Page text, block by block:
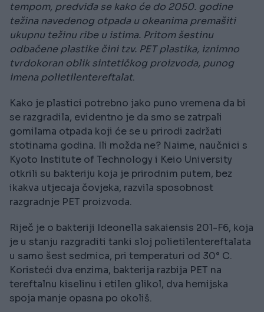
tempom, predviđa se kako će do 2050. godine
težina navedenog otpada u okeanima premašiti
ukupnu težinu ribe u istima. Pritom šestinu
odbačene plastike čini tzv. PET plastika, iznimno
tvrdokoran oblik sintetičkog proizvoda, punog
imena polietilentereftalat.
Kako je plastici potrebno jako puno vremena da bi
se razgradila, evidentno je da smo se zatrpali
gomilama otpada koji će se u prirodi zadržati
stotinama godina. Ili možda ne? Naime, naučnici s
Kyoto Institute of Technology i Keio University
otkrili su bakteriju koja je prirodnim putem, bez
ikakva utjecaja čovjeka, razvila sposobnost
razgradnje PET proizvoda.
Riječ je o bakteriji Ideonella sakaiensis 201-F6, koja
je u stanju razgraditi tanki sloj polietilentereftalata
u samo šest sedmica, pri temperaturi od 30° C.
Koristeći dva enzima, bakterija razbija PET na
tereftalnu kiselinu i etilen glikol, dva hemijska
spoja manje opasna po okoliš.